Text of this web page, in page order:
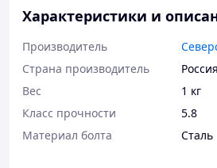
Характеристики и
Производитель
Страна производитель
Россия
Вес
1 кг
Класс прочности
5.8
Материал болта
Сталь